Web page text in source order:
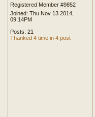
Registered Member #9852
Joined: Thu Nov 13 2014,
09:14PM
Posts: 21
Thanked 4 time in 4 post